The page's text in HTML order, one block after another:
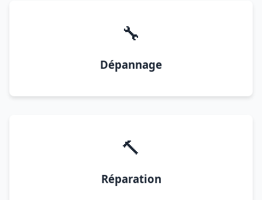
🔧
Dépannage
🔨
Réparation